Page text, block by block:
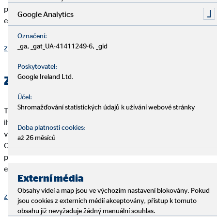
platzsparend und übersichtlich, wenn Sie viele Inhalte zu
einem Thema abbilden möchten.
zobrazit více
Zusatzinformation 2
Teilen Sie Ihren Kunden detaillierte, wichtige Informationen zu
ihrem Portfolio mit. Unterstützen Sie Ihren Text zusätzlich
visuell mit Icons. Zu jedem Thema und Anlass stehen passende
OVB Icons zur Verfügung. Die ausklappbaren Texte sind
platzsparend und übersichtlich, wenn Sie viele Inhalte zu
einem Thema abbilden möchten.
zobrazit více
Google Analytics
Označení:
_ga, _gat_UA-41411249-6, _gid
Poskytovatel:
Google Ireland Ltd.
Účel:
Shromažďování statistických údajů k užívání webové stránky
Doba platnosti cookies:
až 26 měsíců
Externí média
Obsahy videí a map jsou ve výchozím nastavení blokovány. Pokud
jsou cookies z externích médií akceptovány, přístup k tomuto
obsahu již nevyžaduje žádný manuální souhlas.